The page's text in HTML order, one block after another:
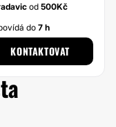
od 500Kč
do7 h
KONTAKTOVAT